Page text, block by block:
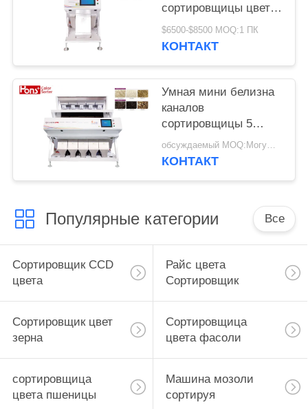
сортировщицы цвета
сезама CCD 5400
пикселов функции
$6500-$8500 MOQ:1 ПК
КОНТАКТ
Умная мини белизна
каналов
сортировщицы 5
цвета риса
обсуждаемый MOQ:Могущий быть предметом переговоров
КОНТАКТ
Популярные категории Все
Сортировщик CCD
цвета
Райс цвета
Сортировщик
Сортировщик цвет
зерна
Сортировщица
цвета фасоли
сортировщица
цвета пшеницы
Машина мозоли
сортируя